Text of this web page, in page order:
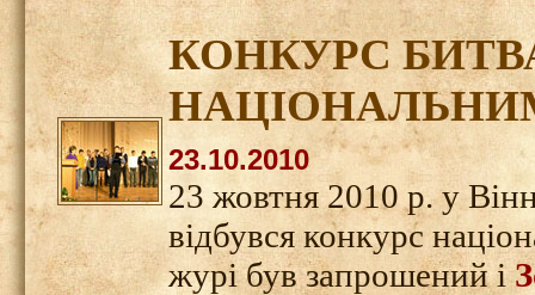
КОНКУРС
23.10.2010
23 жовтня 2010 р. у
відбувся конкурс
журі був запрошений і